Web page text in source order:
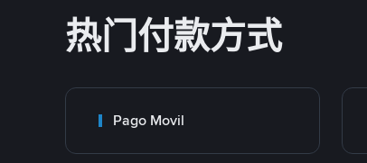
热门付款方式
Pago Movil